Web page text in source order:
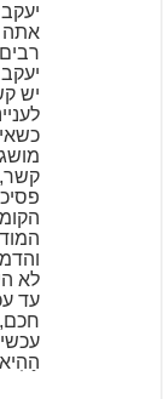
אתה
יש
קשר,
לא
עד
חכם,